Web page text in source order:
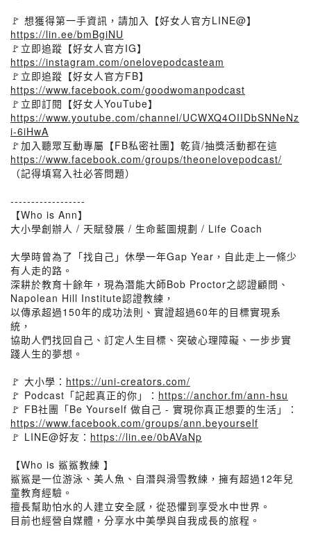
🚩 想獲得第一手資訊，請加入【好女人官方LINE@】
https://lin.ee/bmBgiNU
🚩立即追蹤【好女人官方IG】
https://instagram.com/onelovepodcasteam
🚩立即追蹤【好女人官方FB】
https://www.facebook.com/goodwomanpodcast
🚩立即訂閱【好女人YouTube】
https://www.youtube.com/channel/UCWXQ4OIIDbSNNeNz
i-6iHwA
🚩加入聽眾互動專屬【FB私密社團】乾貨/抽獎活動都在這
https://www.facebook.com/groups/theonelovepodcast/
（記得填寫入社必答問題）
------------------
【Who is Ann】
大小學創辦人 / 天賦發展 / 生命藍圖規劃 / Life Coach
大學時曾為了「找自己」休學一年Gap Year，自此走上一條少
有人走的路。
深耕於教育十餘年，現為潛能大師Bob Proctor之認證顧問、
Napolean Hill Institute認證教練，
以傳承超過150年的成功法則、實證超過60年的目標實現系
統，
協助人們找回自己、訂定人生目標、突破心理障礙、一步步實
踐人生的夢想。
🚩 大小學： https://uni-creators.com/
🚩 Podcast「記起真正的你」： https://anchor.fm/ann-hsu
🚩 FB社團「Be Yourself 做自己 - 實現你真正想要的生活」：
https://www.facebook.com/groups/ann.beyourself
🚩 LINE@好友： https://lin.ee/0bAVaNp
【Who is 鯊鯊教練 】
鯊鯊是一位游泳、美人魚、自潛與滑雪教練，擁有超過12年兒
童教育經驗。
擅長幫助怕水的人建立安全感，從恐懼到享受水中世界。
目前也經營自媒體，分享水中美學與自我成長的旅程。